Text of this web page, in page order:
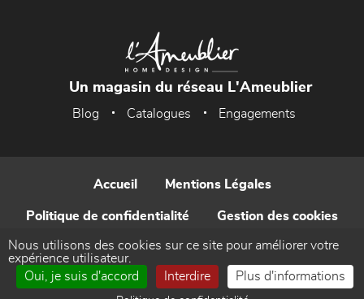
Un magasin du réseau L'Ameublier
Blog Catalogues Engagements
Accueil Mentions Légales
Politique de confidentialité Gestion des cookies
Contact
Nous utilisons des cookies sur ce site pour améliorer votre
expérience utilisateur.
Oui, je suis d'accord
Interdire Plus d'informations